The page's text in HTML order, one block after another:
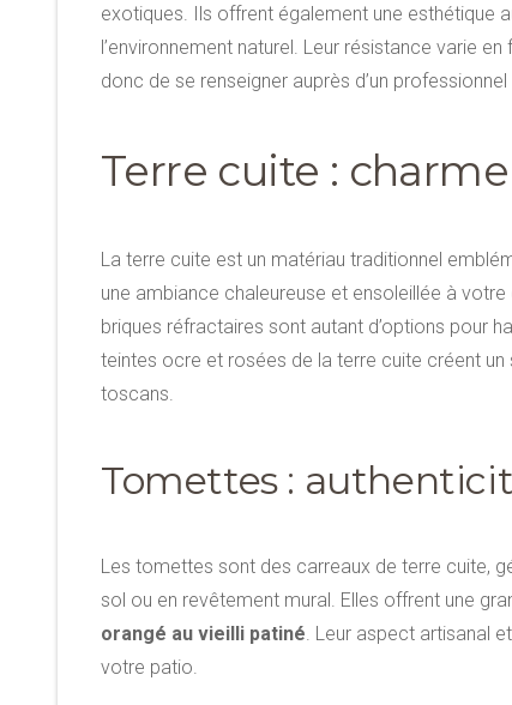
exotiques. Ils offrent également une esthétique
l’environnement naturel. Leur résistance varie
donc de se renseigner auprès d’un
Terre cuite :
La terre cuite est un matériau traditionnel
une ambiance chaleureuse et ensoleillée à
briques réfractaires sont autant d’options pour
teintes ocre et rosées de la terre cuite créent
toscans.
Tomettes :
Les tomettes sont des carreaux de terre cuite,
sol ou en revêtement mural. Elles offrent une
orangé au vieilli patiné. Leur aspect artisanal
votre patio.